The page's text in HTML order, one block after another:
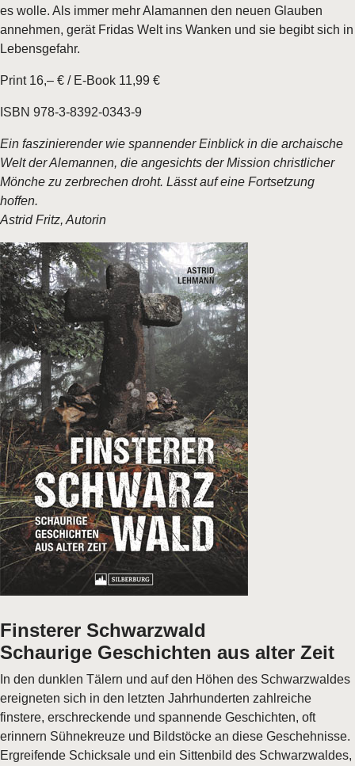
es wolle. Als immer mehr Alamannen den neuen Glauben
annehmen, gerät Fridas Welt ins Wanken und sie begibt sich in
Lebensgefahr.
Print 16,– € / E-Book 11,99 €
ISBN 978-3-8392-0343-9
Ein faszinierender wie spannender Einblick in die archaische
Welt der Alemannen, die angesichts der Mission christlicher
Mönche zu zerbrechen droht. Lässt auf eine Fortsetzung
hoffen.
Astrid Fritz, Autorin
Finsterer Schwarzwald
Schaurige Geschichten aus alter Zeit
In den dunklen Tälern und auf den Höhen des Schwarzwaldes
ereigneten sich in den letzten Jahrhunderten zahlreiche
finstere, erschreckende und spannende Geschichten, oft
erinnern Sühnekreuze und Bildstöcke an diese Geschehnisse.
Ergreifende Schicksale und ein Sittenbild des Schwarzwaldes,